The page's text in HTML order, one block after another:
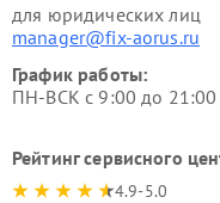
для юридических лиц
manager@fix-aorus.ru
График работы:
ПН-ВСК с 9:00 до
Рейтинг сервисного
4.9-5.0